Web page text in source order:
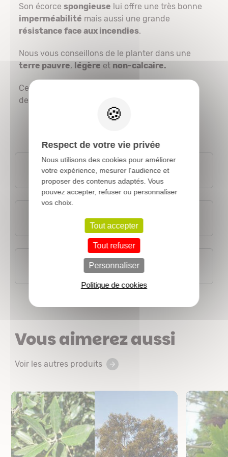
Son écorce spongieuse lui offre une très bonne
imperméabilité mais aussi une grande
résistance face aux incendies.
Nous vous conseillons de le planter dans une
terre pauvre, légère et non-calcaire.
Cette variété résiste bien aux embruns du bord
de mer.
Plantation
Conditions de culture
Fiches botaniques
Vous aimerez aussi
Voir les autres produits
Respect de votre vie privée
Nous utilisons des cookies pour améliorer
votre expérience, mesurer l'audience et
proposer des contenus adaptés. Vous
pouvez accepter, refuser ou personnaliser
vos choix.
Tout accepter
Tout refuser
Personnaliser
Politique de cookies